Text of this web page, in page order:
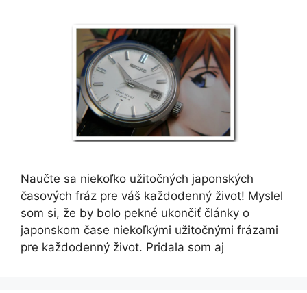
Naučte sa niekoľko užitočných japonských
časových fráz pre váš každodenný život! Myslel
som si, že by bolo pekné ukončiť články o
japonskom čase niekoľkými užitočnými frázami
pre každodenný život. Pridala som aj